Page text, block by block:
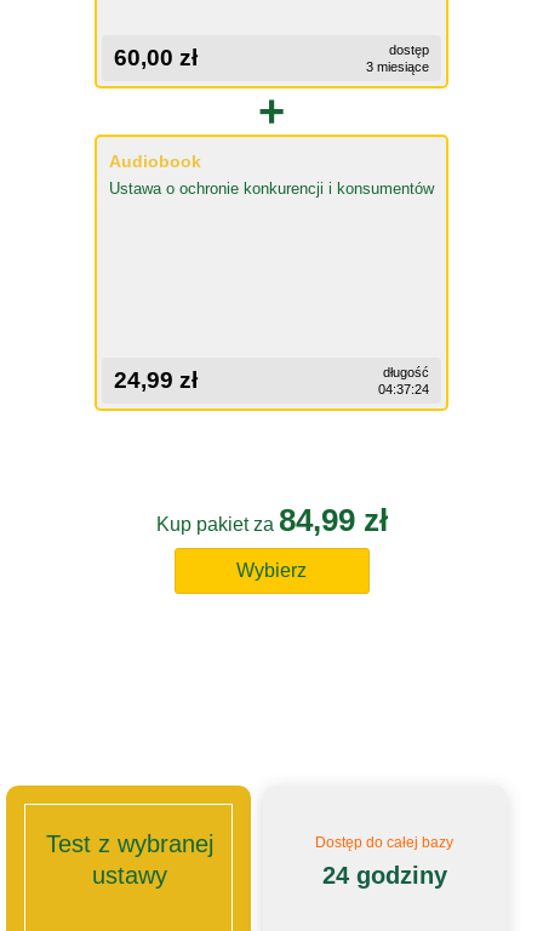
60,00 zł
dostęp
3 miesiące
+
Audiobook
Ustawa o ochronie konkurencji i konsumentów
24,99 zł
długość
04:37:24
Kup pakiet za 84,99 zł
Wybierz
Test z wybranej
ustawy
Dostęp do całej bazy
24 godziny